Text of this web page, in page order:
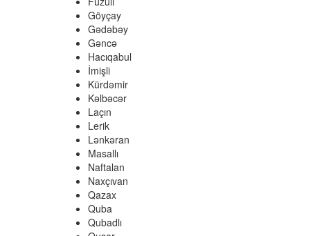
Göyçay
Gədəbəy
Gəncə
Hacıqabul
İmişli
Kürdəmir
Kəlbəcər
Laçın
Lerik
Lənkəran
Masallı
Naftalan
Naxçıvan
Qazax
Quba
Qubadlı